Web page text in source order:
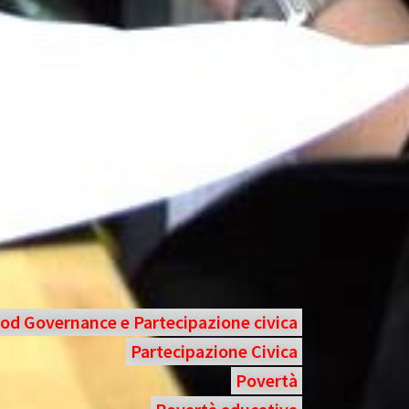
Governance e Partecipazione civica
Partecipazione Civica
Povertà